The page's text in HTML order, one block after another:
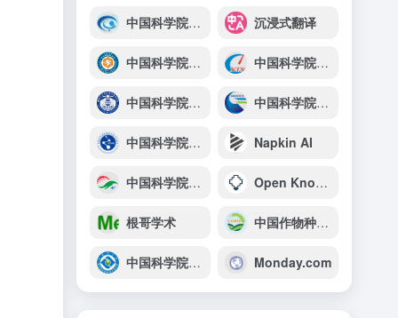
中国科学院国家天文台长春人造卫星观测站 沉浸式翻译
中国科学院广州能源研究所 中国科学院国家授时中心
中国科学院生物物理研究所 中国科学院广州地球化学研究所
中国科学院新疆理化技术研究所 Napkin AI
中国科学院工程热物理研究所 Open Knowledge Maps
根哥学术 中国作物种质信息网
中国科学院重庆绿色智能技术研究院 Monday.com